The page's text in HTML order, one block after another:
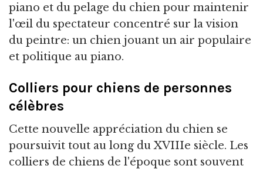
piano et du pelage du chien pour maintenir
l'œil du spectateur concentré sur la vision
du peintre: un chien jouant un air populaire
et politique au piano.
Colliers pour chiens de personnes
célèbres
Cette nouvelle appréciation du chien se
poursuivit tout au long du XVIIIe siècle. Les
colliers de chiens de l'époque sont souvent